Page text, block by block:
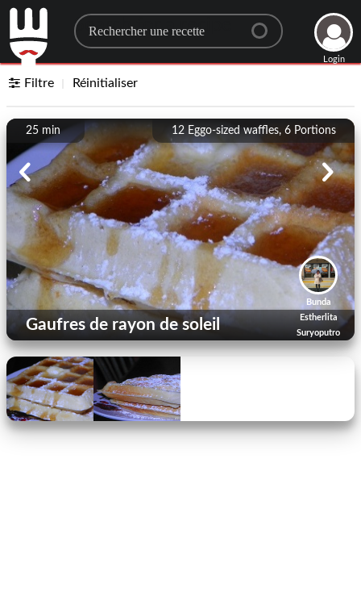
Search for a recipe
Login
Filtre Réinitialiser
12 Eggo-sized waffles, 6 Portions
25 min
Bunda
Estherlita
Suryoputro
Gaufres de rayon de soleil